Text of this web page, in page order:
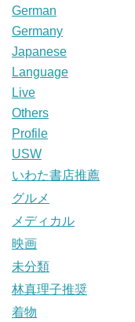
German
Germany
Japanese
Language
Live
Others
Profile
USW
いわた書店推薦
グルメ
メディカル
映画
未分類
林真理子推奨
着物